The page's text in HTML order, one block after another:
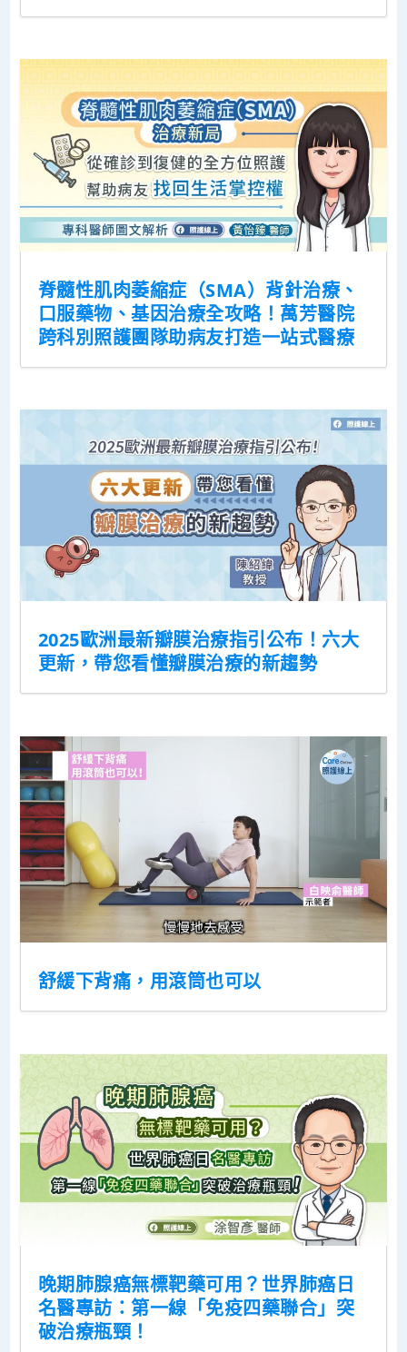
脊髓性肌肉萎縮症（SMA）背針治療、
口服藥物、基因治療全攻略！萬芳醫院
跨科別照護團隊助病友打造一站式醫療
2025歐洲最新瓣膜治療指引公布！六大
更新，帶您看懂瓣膜治療的新趨勢
舒緩下背痛，用滾筒也可以
晚期肺腺癌無標靶藥可用？世界肺癌日
名醫專訪：第一線「免疫四藥聯合」突
破治療瓶頸！